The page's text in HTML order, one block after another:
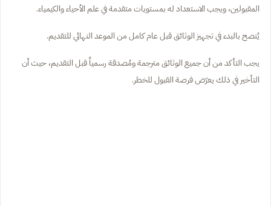
المقبولين، ويجب الاستعداد له بمستويات متقدمة في علم الأحياء والكيمياء.
يُنصح بالبدء في تجهيز الوثائق قبل عام كامل من الموعد النهائي للتقديم.
يجب التأكد من أن جميع الوثائق مترجمة ومُصدقة رسمياً قبل التقديم، حيث أن
التأخير في ذلك يعرّض فرصة القبول للخطر.